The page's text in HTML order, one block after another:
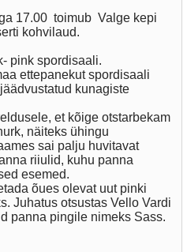
17.00 toimub Valge kepi
kohvilaud.
pink spordisaali.
ettepanekut spordisaali
kunagiste
et kõige otstarbekam
näiteks ühingu
sai palju huvitavat
riiulid, kuhu panna
esemed.
õues olevat uut pinki
Juhatus otsustas Vello Vardi
panna pingile nimeks Sass.